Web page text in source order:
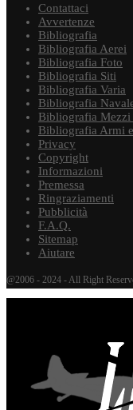
Contattaci
Avvertenze
Bibliografia
Bibliografia Aerei
Bibliografia Foto
Bibliografia Siti
Bibliografia Varia
Bibliografia
Bibliografia Mezzi
Bibliografia Armi
Privacy
Copyright
Informazioni
Premessa
Ringraziamenti
Pubblicità
F.A.Q.
Sitemap
Aiutare
@2006 - 2024 - All Right